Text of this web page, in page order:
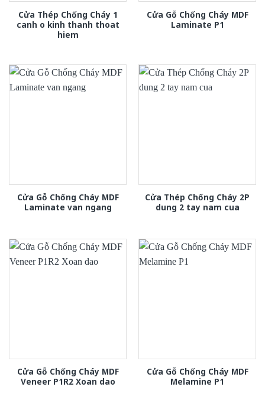
Cửa Thép Chống Cháy 1
canh o kinh thanh thoat
hiem
Cửa Gỗ Chống Cháy MDF
Laminate P1
Cửa Gỗ Chống Cháy MDF
Laminate van ngang
Cửa Thép Chống Cháy 2P
dung 2 tay nam cua
Cửa Gỗ Chống Cháy MDF
Veneer P1R2 Xoan dao
Cửa Gỗ Chống Cháy MDF
Melamine P1